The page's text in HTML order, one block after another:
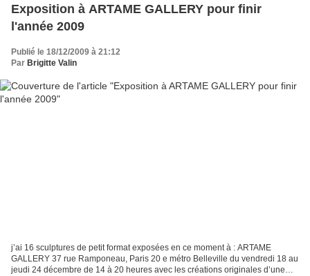
Exposition à ARTAME GALLERY pour finir
l'année 2009
Publié le 18/12/2009 à 21:12
Par Brigitte Valin
j’ai 16 sculptures de petit format exposées en ce moment à : ARTAME
GALLERY 37 rue Ramponeau, Paris 20 e métro Belleville du vendredi 18 au
jeudi 24 décembre de 14 à 20 heures avec les créations originales d’une